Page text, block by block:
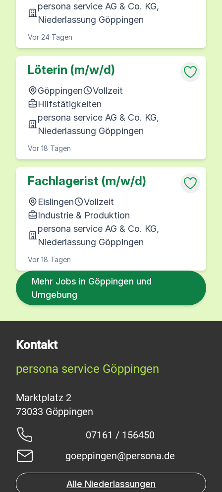
persona service AG & Co. KG,
Niederlassung Göppingen
Vor 24 Tagen
Löterin (m/w/d)
Göppingen
Vollzeit
Hilfstätigkeiten
persona service AG & Co. KG,
Niederlassung Göppingen
Vor 18 Tagen
Fachlagerist (m/w/d)
Eislingen
Vollzeit
Industrie & Produktion
persona service AG & Co. KG,
Niederlassung Göppingen
Vor 18 Tagen
Mehr Jobs in Göppingen und
Umgebung
Kontakt
persona service Göppingen
Marktplatz 2
07161 / 156450
goeppingen@persona.de
Alle Niederlassungen